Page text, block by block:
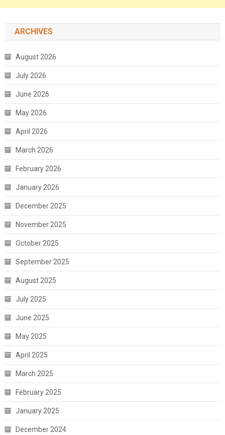
ARCHIVES
August 2026
July 2026
June 2026
May 2026
April 2026
March 2026
February 2026
January 2026
December 2025
November 2025
October 2025
September 2025
August 2025
July 2025
June 2025
May 2025
April 2025
March 2025
February 2025
January 2025
December 2024